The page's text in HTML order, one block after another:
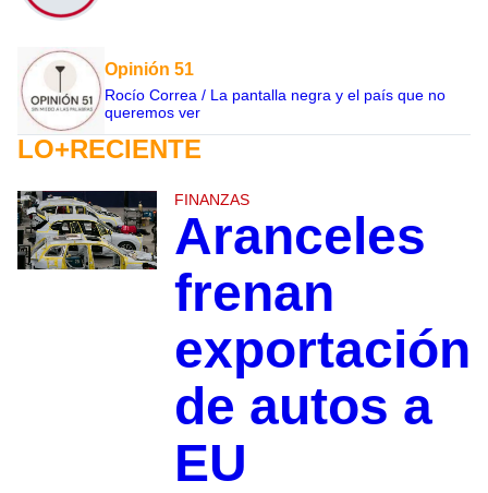
Opinión 51
Rocío Correa / La pantalla negra y el país que no
queremos ver
LO+RECIENTE
FINANZAS
Aranceles
frenan
exportación
de autos a
EU